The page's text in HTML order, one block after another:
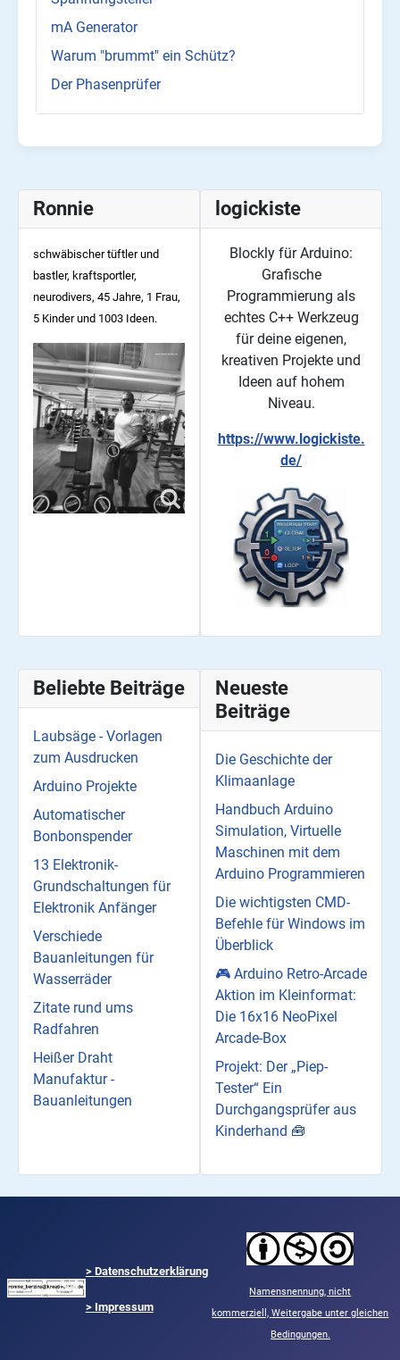
mA Generator
Warum "brummt" ein Schütz?
Der Phasenprüfer
Ronnie
schwäbischer tüftler und
bastler, kraftsportler,
neurodivers, 45 Jahre, 1 Frau,
5 Kinder und 1003 Ideen.
logickiste
Blockly für Arduino:
Grafische
Programmierung als
echtes C++ Werkzeug
für deine eigenen,
kreativen Projekte und
Ideen auf hohem
Niveau.
https://www.logickiste.
de/
Beliebte Beiträge
Laubsäge - Vorlagen
zum Ausdrucken
Arduino Projekte
Automatischer
Bonbonspender
13 Elektronik-
Grundschaltungen für
Elektronik Anfänger
Verschiede
Bauanleitungen für
Wasserräder
Zitate rund ums
Radfahren
Heißer Draht
Manufaktur -
Bauanleitungen
Neueste
Beiträge
Die Geschichte der
Klimaanlage
Handbuch Arduino
Simulation, Virtuelle
Maschinen mit dem
Arduino Programmieren
Die wichtigsten CMD-
Befehle für Windows im
Überblick
🎮 Arduino Retro-Arcade
Aktion im Kleinformat:
Die 16x16 NeoPixel
Arcade-Box
Projekt: Der „Piep-
Tester“ Ein
Durchgangsprüfer aus
Kinderhand 🧰
> Datenschutzerklärung
> Impressum
Namensnennung,nicht
kommerziell,Weitergabe unter gleichen
Bedingungen.